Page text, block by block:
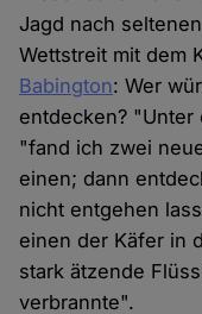
Jagd nach
Wettstreit mit dem
Babington: Wer
entdecken? "Unter
"fand ich zwei
einen; dann
nicht entgehen
einen der Käfer in
stark ätzende
verbrannte".